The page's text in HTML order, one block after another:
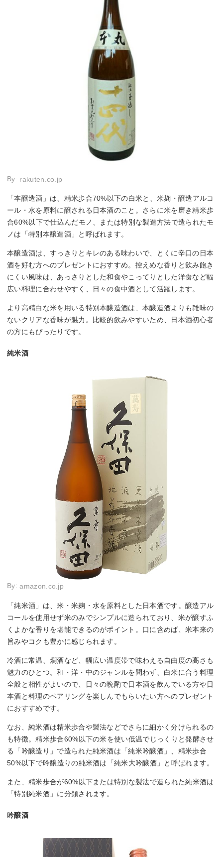
By: rakuten.co.jp
「本醸造酒」は、精米歩合70%以下の白米と、米麹・醸造アルコ
ール・水を原料に醸される日本酒のこと。さらに米を磨き精米歩
合60%以下で仕込んだモノ、または特別な製造方法で造られたモ
ノは「特別本醸造酒」と呼ばれます。
本醸造酒は、すっきりとキレのある味わいで、とくに辛口の日本
酒を好む方へのプレゼントにおすすめ。控えめな香りと飲み飽き
にくい風味は、あっさりとした和食やこってりとした洋食など幅
広い料理に合わせやすく、日々の食中酒として活躍します。
より高精白な米を用いる特別本醸造酒は、本醸造酒よりも雑味の
ないクリアな香味が魅力。比較的飲みやすいため、日本酒初心者
の方にもぴったりです。
純米酒
By:amazon.co.jp
「純米酒」は、米・米麹・水を原料とした日本酒です。醸造アル
コールを使用せず米のみでシンプルに造られており、米が醸すふ
くよかな香りを堪能できるのがポイント。口に含めば、米本来の
旨みやコクも豊かに感じられます。
冷酒に常温、燗酒など、幅広い温度帯で味わえる自由度の高さも
魅力のひとつ。和・洋・中のジャンルを問わず、白米に合う料理
全般と相性がよいので、日々の晩酌で日本酒を飲んでいる方や日
本酒と料理のペアリングを楽しんでもらいたい方へのプレゼント
におすすめです。
なお、純米酒は精米歩合や製法などでさらに細かく分けられるの
も特徴。精米歩合60%以下の米を使い低温でじっくりと発酵させ
る「吟醸造り」で造られた純米酒は「純米吟醸酒」、精米歩合
50%以下で吟醸造りの純米酒は「純米大吟醸酒」と呼ばれます。
また、精米歩合が60%以下または特別な製法で造られた純米酒は
「特別純米酒」に分類されます。
吟醸酒